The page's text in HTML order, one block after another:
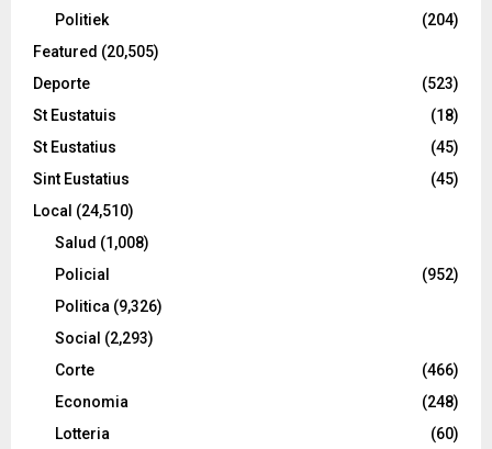
Politiek
(204)
Featured (20,505)
Deporte
(523)
St Eustatuis
(18)
St Eustatius
(45)
Sint Eustatius
(45)
Local (24,510)
Salud (1,008)
Policial
(952)
Politica (9,326)
Social (2,293)
Corte
(466)
Economia
(248)
Lotteria
(60)